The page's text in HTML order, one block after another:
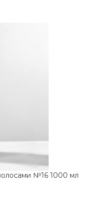
№16 1000 мл